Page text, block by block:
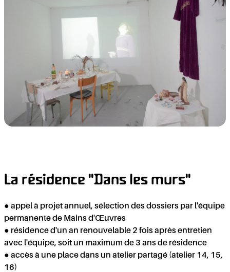
La résidence "Dans les murs"
● appel à projet annuel, sélection des dossiers par l'équipe
permanente de Mains d'Œuvres
● résidence d'un an renouvelable 2 fois après entretien
avec l'équipe, soit un maximum de 3 ans de résidence
● accès à une place dans un atelier partagé (atelier 14, 15,
16)